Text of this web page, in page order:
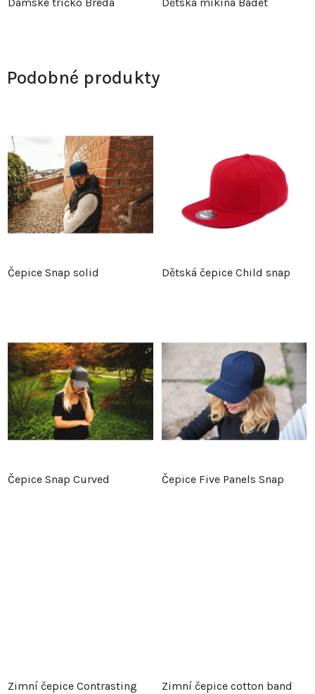
Dámské tričko Breda Dětská mikina Badet
Podobné produkty
Čepice Snap solid Dětská čepice Child snap
Čepice Snap Curved Čepice Five Panels Snap
Zimní čepice Contrasting
Zimní čepice cotton band